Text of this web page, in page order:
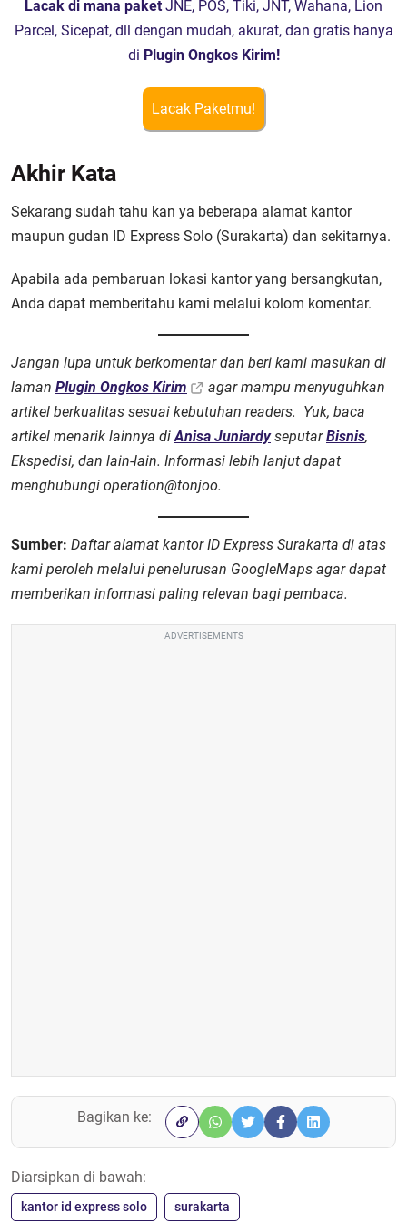
Lacak di mana paket JNE, POS, Tiki, JNT, Wahana, Lion
Parcel, Sicepat, dll dengan mudah, akurat, dan gratis hanya
di Plugin Ongkos Kirim!
Lacak Paketmu!
Akhir Kata
Sekarang sudah tahu kan ya beberapa alamat kantor
maupun gudan ID Express Solo (Surakarta) dan sekitarnya.
Apabila ada pembaruan lokasi kantor yang bersangkutan,
Anda dapat memberitahu kami melalui kolom komentar.
Jangan lupa untuk berkomentar dan beri kami masukan di
laman Plugin Ongkos Kirim
agar mampu menyuguhkan
artikel berkualitas sesuai kebutuhan readers. Yuk, baca
artikel menarik lainnya diAnisa JuniardyseputarBisnis,
Ekspedisi, dan lain-lain. Informasi lebih lanjut dapat
menghubungi operation@tonjoo.
Sumber: Daftar alamat kantor ID Express Surakarta di atas
kami peroleh melalui penelurusan GoogleMaps agar dapat
memberikan informasi paling relevan bagi pembaca.
ADVERTISEMENTS
Bagikan ke:
Diarsipkan di bawah:
kantor id express solo surakarta